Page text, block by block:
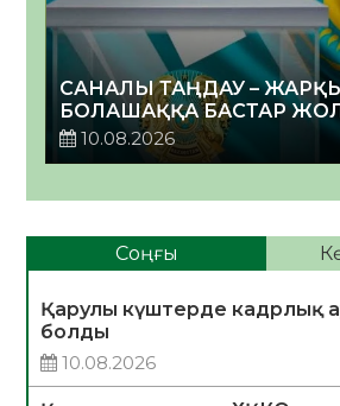
САНАЛЫ ТАҢДАУ –
БОЛАШАҚҚА БАСТАР
10.08.2026
Соңғы
Қарулы күштерде кадрлық
болды
10.08.2026